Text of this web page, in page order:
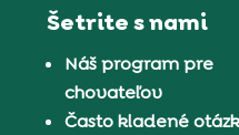
Šetrite s nami
Náš program pre
chovateľov
Často kladené